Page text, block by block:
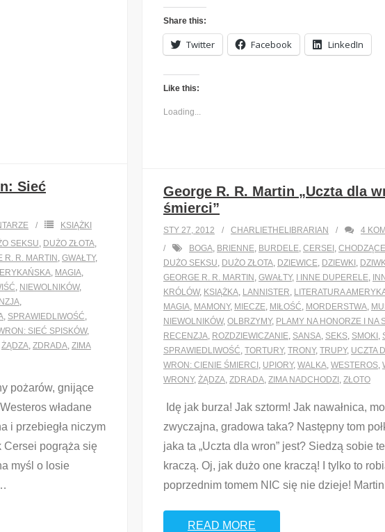
Share this:
Twitter Facebook LinkedIn
Like this:
Loading...
Sieć
KSIĄŻKI
SEKSU DUŻO ZŁOTA
R. R. MARTIN GWAŁTY,
MAGIA
NIEWOLNIKÓW,
SPRAWIEDLIWOŚĆ
SIEĆ SPISKÓW,
ŻĄDZA ZDRADA ZIMA
pożarów, gnijące
władane
i przebiegła niczym
Cersei pogrąża się
myśl o losie
George R. R. Martin „Uczta dla
śmierci”
STY 27, 2012 CHARLIETHELIBRARIAN 4
BOGA BRIENNE BURDELE CERSEI
DUŻO SEKSU DUŻO ZŁOTA DZIEWICE DZIEWKI
GEORGE R. R. MARTIN GWAŁTY, I INNE DUPERELE
KRÓLÓW, KSIĄŻKA LANNISTER LITERATURA
MAGIA MAMONY, MIECZE MIŁOŚĆ MORDERSTWA
NIEWOLNIKÓW, OLBRZYMY, PLAMY NA HONORZE I NA
RECENZJA ROZDZIEWICZANIE SANSA SEKS SMOKI
SPRAWIEDLIWOŚĆ TORTURY, TRONY, TRUPY, UCZTA
WRON: CIENIE ŚMIERCI UPIORY, WALKA WESTEROS
WRONY, ŻĄDZA ZDRADA ZIMA NADCHODZI ZŁOTO
Idę jak burza! Jak sztorm! Jak nawałnica,
zwyczajna, gradowa taka? Następny tom
jaka ta „Uczta dla wron” jest? Siedzą sobie
kraczą. Oj, jak dużo one kraczą! I tylko to
poprzednim tomem NIC się nie dzieje! Martin
READ MORE